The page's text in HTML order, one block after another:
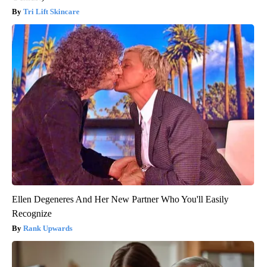
Tri Lift Skincare
Ellen Degeneres And Her New Partner Who You'll Easily
Recognize
Rank Upwards